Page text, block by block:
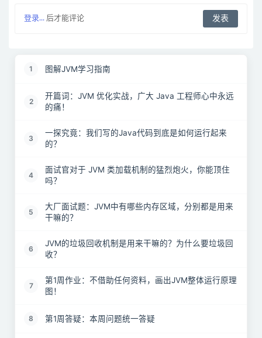
登录... 后才能评论
1 图解JVM学习指南
2
开篇词：JVM 优化实战，广大 Java 工程师心中永远
的痛！
3
一探究竟：我们写的Java代码到底是如何运行起来
的？
4
面试官对于 JVM 类加载机制的猛烈炮火，你能顶住
吗？
5
大厂面试题：JVM中有哪些内存区域，分别都是用来
干嘛的？
6
JVM的垃圾回收机制是用来干嘛的？为什么要垃圾回
收？
7
第1周作业：不借助任何资料，画出JVM整体运行原理
图！
8 第1周答疑：本周问题统一答疑